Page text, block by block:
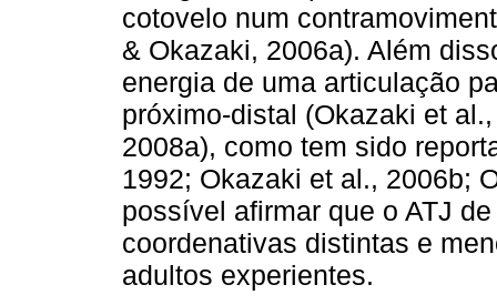
cotovelo num
& Okazaki, 2006a). Além
energia de uma articulação
próximo-distal (Okazaki et
2008a), como tem sido
1992; Okazaki et al., 2006b;
possível afirmar que o ATJ
coordenativas distintas e
adultos experientes.